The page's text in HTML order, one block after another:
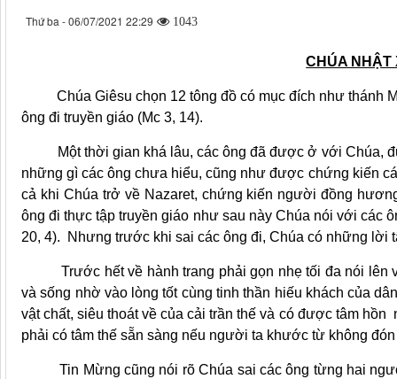
Thứ ba - 06/07/2021 22:29 1043
CHÚA NHẬT
Chúa Giêsu chọn 12 tông đồ có mục đích như thánh
ông đi truyền giáo (Mc 3, 14).
Một thời gian khá lâu, các ông đã được ở với Chúa,
những gì các ông chưa hiểu, cũng như được chứng kiến
cả khi Chúa trở về Nazaret, chứng kiến người đồng
ông đi thực tập truyền giáo như sau này Chúa nói với các
20, 4). Nhưng trước khi sai các ông đi, Chúa có những lời
Trước hết về hành trang phải gọn nhẹ tối đa nói lên
và sống nhờ vào lòng tốt cùng tinh thần hiếu khách của
vật chất, siêu thoát về của cải trần thế và có được tâm
phải có tâm thế sẵn sàng nếu người ta khước từ không
Tin Mừng cũng nói rõ Chúa sai các ông từng hai